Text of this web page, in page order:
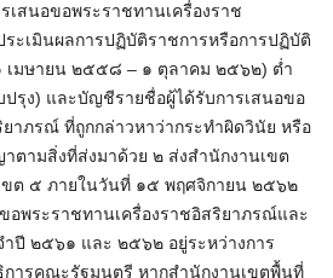
สนอขอพระราชทานเครื่องราช
ะเมินผลการปฏิบัติราชการหรือการปฏิบัติ
เมษายน ๒๕๕๘ – ๑ ตุลาคม ๒๕๖๒) ต่ำ
ปรุง) และบัญชีรายชื่อผู้ได้รับการเสนอขอ
าภรณ์ ที่ถูกกล่าวหาว่ากระทำผิดวินัย หรือ
ตามสิ่งที่ส่งมาด้วย ๒ ส่งสำนักงานเขต
ขต ๕ ภายในวันที่ ๑๕ พฤศจิกายน ๒๕๖๒
อพระราชทานเครื่องราชอิสริยาภรณ์และ
ำปี ๒๕๖๑ และ ๒๕๖๒ อยู่ระหว่างการ
การคณะรัฐมนตรี หากสำนักงานเขตพื้นที่